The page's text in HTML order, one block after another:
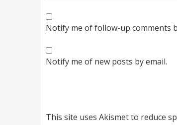
Notify me of follow-up comments
Notify me of new posts by email.
This site uses Akismet to reduce